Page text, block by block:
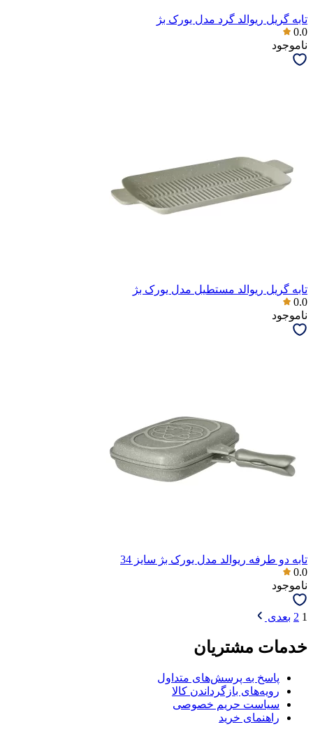
تابه گریل ریوالد گرد مدل یورک بژ
0.0
ناموجود
تابه گریل ریوالد مستطیل مدل یورک بژ
0.0
ناموجود
تابه دو طرفه ریوالد مدل یورک بژ سایز 34
0.0
ناموجود
1
2 بعدی
خدمات مشتریان
پاسخ به پرسش‌های متداول
رویه‌های بازگرداندن کالا
سیاست حریم خصوصی
راهنمای خرید